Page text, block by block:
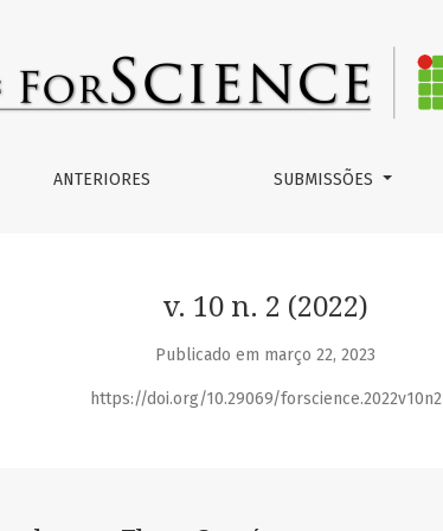
ANTERIORES SUBMISSÕES
v. 10 n. 2 (2022)
Publicado em março 22, 2023
https://doi.org/10.29069/forscience.2022v10n2